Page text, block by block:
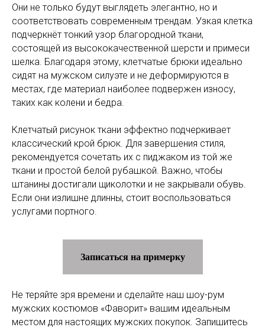
Они не только будут выглядеть элегантно, но и
соответствовать современным трендам. Узкая клетка
подчеркнёт тонкий узор благородной ткани,
состоящей из высококачественной шерсти и примеси
шелка. Благодаря этому, клетчатые брюки идеально
сидят на мужском силуэте и не деформируются в
местах, где материал наиболее подвержен износу,
таких как колени и бедра.
Клетчатый рисунок ткани эффектно подчеркивает
классический крой брюк. Для завершения стиля,
рекомендуется сочетать их с пиджаком из той же
ткани и простой белой рубашкой. Важно, чтобы
штанины достигали щиколотки и не закрывали обувь.
Если они излишне длинны, стоит воспользоваться
услугами портного.
Записаться на примерку
Не теряйте зря времени и сделайте наш шоу-рум
мужских костюмов «Фаворит» вашим идеальным
местом для настоящих мужских покупок. Запишитесь